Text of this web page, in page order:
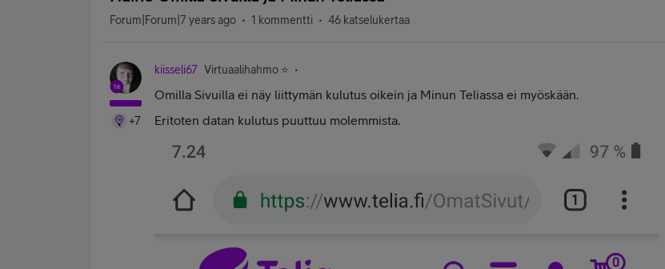
Forum|Forum|7 years ago 1 kommentti 46 katselukertaa
+7
kiisseli67 Virtuaalihahmo ⭐️
Omilla Sivuilla ei näy liittymän kulutus oikein ja Minun Teliassa ei myöskään.
Eritoten datan kulutus puuttuu molemmista.